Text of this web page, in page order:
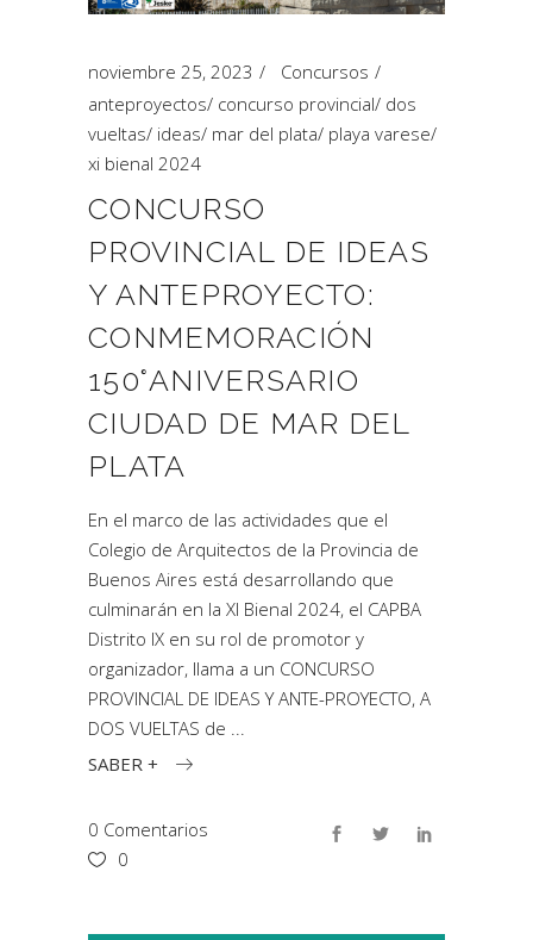
noviembre 25, 2023
Concursos
anteproyectos/ concurso provincial/ dos
vueltas/ ideas/ mar del plata/ playa varese/
xi bienal 2024
CONCURSO
PROVINCIAL DE IDEAS
Y ANTEPROYECTO:
CONMEMORACIÓN
150°ANIVERSARIO
CIUDAD DE MAR DEL
PLATA
En el marco de las actividades que el
Colegio de Arquitectos de la Provincia de
Buenos Aires está desarrollando que
culminarán en la XI Bienal 2024, el CAPBA
Distrito IX en su rol de promotor y
organizador, llama a un CONCURSO
PROVINCIAL DE IDEAS Y ANTE-PROYECTO, A
DOS VUELTAS de
SABER +
0 Comentarios
0